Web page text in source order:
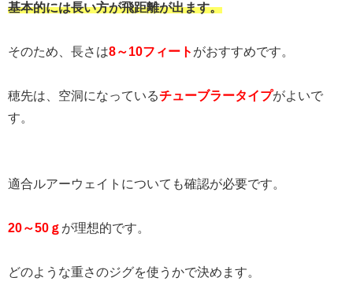
基本的には長い方が飛距離が出ます。
そのため、長さは8～10フィート がおすすめです。
穂先は、空洞になっているチューブラータイプがよいで
す。
適合ルアーウェイトについても確認が必要です。
20～50ｇ が理想的です。
どのような重さのジグを使うかで決めます。